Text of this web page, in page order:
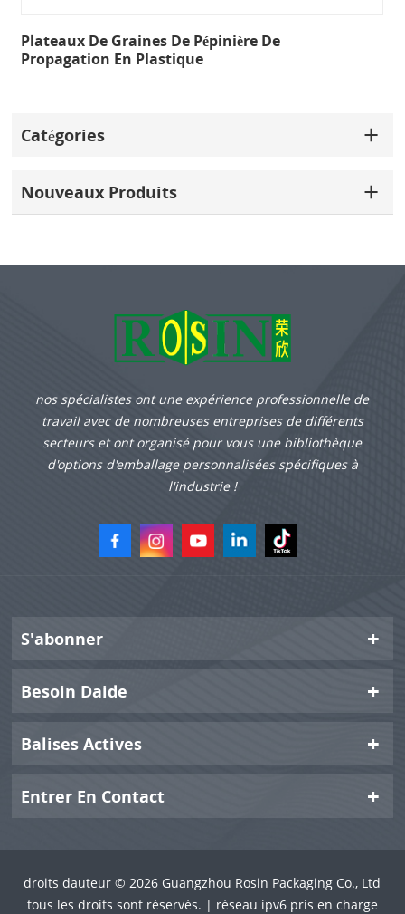
Plateaux De Graines De Pépinière De
Propagation En Plastique
Catégories
Nouveaux Produits
nos spécialistes ont une expérience professionnelle de
travail avec de nombreuses entreprises de différents
secteurs et ont organisé pour vous une bibliothèque
d'options d'emballage personnalisées spécifiques à
l'industrie !
S'abonner
Besoin Daide
Balises Actives
Entrer En Contact
droits dauteur © 2026 Guangzhou Rosin Packaging Co., Ltd
tous les droits sont réservés. | réseau ipv6 pris en charge